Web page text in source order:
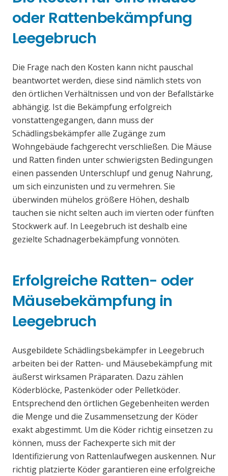
oder Rattenbekämpfung
Leegebruch
Die Frage nach den Kosten kann nicht pauschal
beantwortet werden, diese sind nämlich stets von
den örtlichen Verhältnissen und von der Befallstärke
abhängig. Ist die Bekämpfung erfolgreich
vonstattengegangen, dann muss der
Schädlingsbekämpfer alle Zugänge zum
Wohngebäude fachgerecht verschließen. Die Mäuse
und Ratten finden unter schwierigsten Bedingungen
einen passenden Unterschlupf und genug Nahrung,
um sich einzunisten und zu vermehren. Sie
überwinden mühelos größere Höhen, deshalb
tauchen sie nicht selten auch im vierten oder fünften
Stockwerk auf. In Leegebruch ist deshalb eine
gezielte Schadnagerbekämpfung vonnöten.
Erfolgreiche Ratten- oder
Mäusebekämpfung in
Leegebruch
Ausgebildete Schädlingsbekämpfer in Leegebruch
arbeiten bei der Ratten- und Mäusebekämpfung mit
äußerst wirksamen Präparaten. Dazu zählen
Köderblöcke, Pastenköder oder Pelletköder.
Entsprechend den örtlichen Gegebenheiten werden
die Menge und die Zusammensetzung der Köder
exakt abgestimmt. Um die Köder richtig einsetzen zu
können, muss der Fachexperte sich mit der
Identifizierung von Rattenlaufwegen auskennen. Nur
richtig platzierte Köder garantieren eine erfolgreiche